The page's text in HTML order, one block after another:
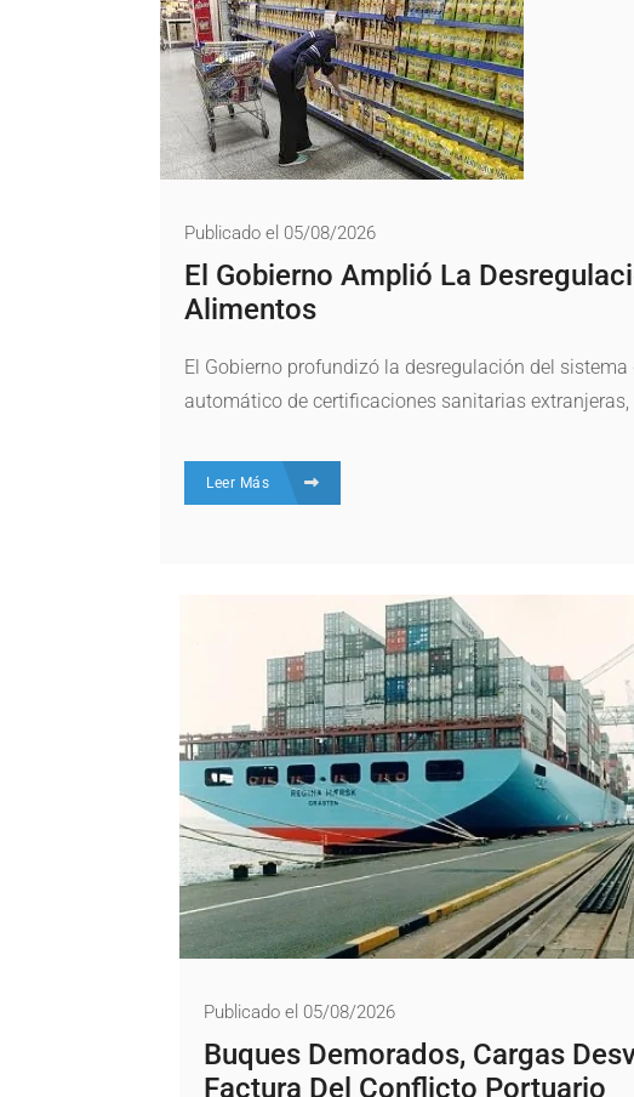
Publicado el 05/08/2026
El Gobierno Amplió La
Alimentos
El Gobierno profundizó la desregulación del
automático de certificaciones sanitarias
Leer Más
Publicado el 05/08/2026
Buques Demorados, Cargas
Factura Del Conflicto Portuario